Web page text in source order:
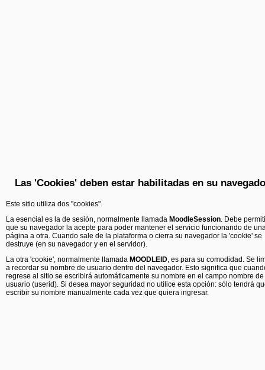
Las 'Cookies' deben estar habilitadas en su
Este sitio utiliza dos "cookies".
La esencial es la de sesión, normalmente llamada MoodleSession. Debe
que su navegador la acepte para poder mantener el servicio funcionando de
página a otra. Cuando sale de la plataforma o cierra su navegador la 'cookie' se
destruye (en su navegador y en el servidor).
La otra 'cookie', normalmente llamada MOODLEID, es para su comodidad. Se
a recordar su nombre de usuario dentro del navegador. Esto significa que
regrese al sitio se escribirá automáticamente su nombre en el campo nombre de
usuario (userid). Si desea mayor seguridad no utilice esta opción: sólo tendrá
escribir su nombre manualmente cada vez que quiera ingresar.